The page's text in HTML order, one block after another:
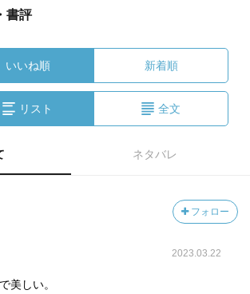
書評
いいね順 新着順
リスト 全文
ネタバレ
フォロー
2023.03.22
美しい。